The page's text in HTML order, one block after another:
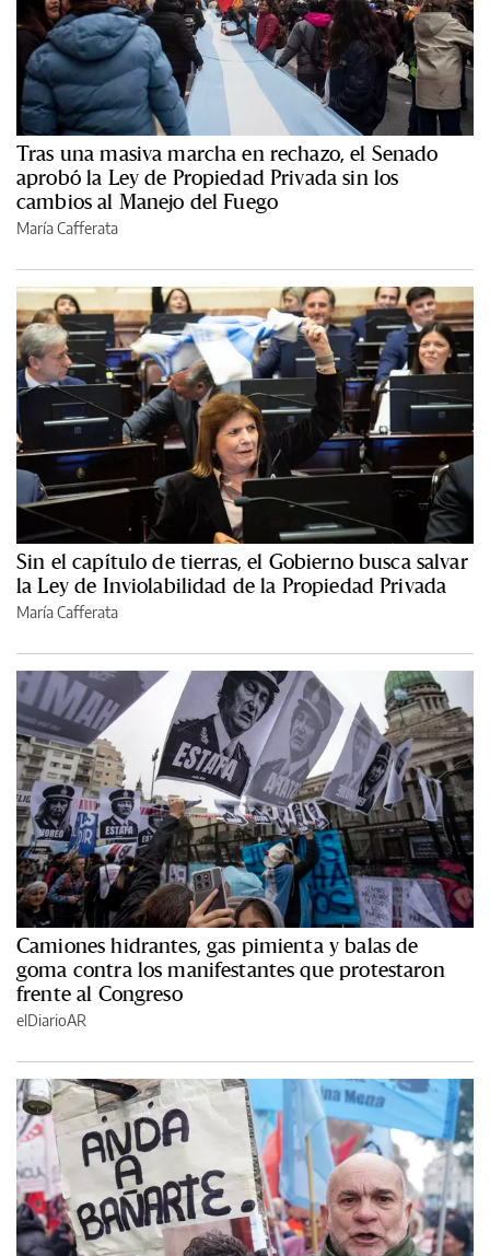
Tras una masiva marcha en rechazo, el Senado
aprobó la Ley de Propiedad Privada sin los
cambios al Manejo del Fuego
María Cafferata
Sin el capítulo de tierras, el Gobierno busca salvar
la Ley de Inviolabilidad de la Propiedad Privada
María Cafferata
Camiones hidrantes, gas pimienta y balas de
goma contra los manifestantes que protestaron
frente al Congreso
elDiarioAR